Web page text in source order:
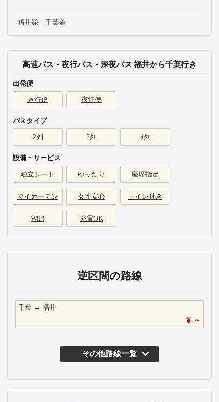
福井発 千葉着
高速バス・夜行バス・深夜バス 福井から千葉行き
出発便
昼行便 夜行便
バスタイプ
2列 3列 4列
設備・サービス
独立シート ゆったり 座席指定
マイカーテン 女性安心 トイレ付き
WiFi 充電OK
逆区間の路線
千葉 → 福井
¥-～
その他路線一覧